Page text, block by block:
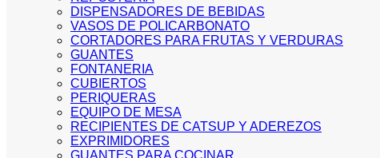
DISPENSADORES DE BEBIDAS
VASOS DE POLICARBONATO
CORTADORES PARA FRUTAS Y VERDURAS
GUANTES
FONTANERIA
CUBIERTOS
PERIQUERAS
EQUIPO DE MESA
RECIPIENTES DE CATSUP Y ADEREZOS
EXPRIMIDORES
GUANTES PARA COCINAR